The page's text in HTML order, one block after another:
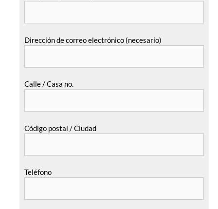
Dirección de correo electrónico (necesario)
Calle / Casa no.
Código postal / Ciudad
Teléfono